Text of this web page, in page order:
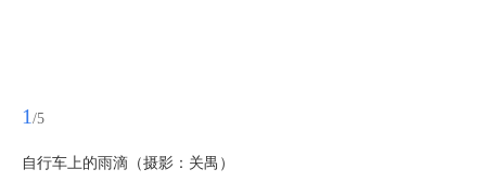
1 /5
自行车上的雨滴（摄影：关禺）